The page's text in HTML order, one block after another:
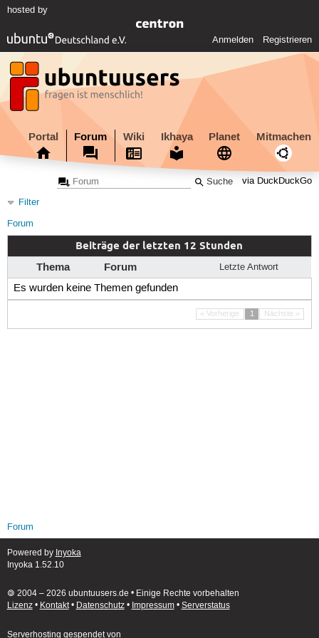
hosted by
Anmelden Registrieren
Portal Forum Wiki Ikhaya Planet Mitmachen
via DuckDuckGo
Filter
Forum
Beiträge der letzten 12 Stunden
Thema Forum Letzte Antwort
Es wurden keine Themen gefunden
« Vorherige 1 Nächste »
Forum
Powered by Inyoka
Inyoka 1.52.10
🄯 2004 – 2026 ubuntuusers.de • Einige Rechte vorbehalten
Lizenz• Kontakt• Datenschutz• Impressum• Serverstatus
Serverhosting gespendet von